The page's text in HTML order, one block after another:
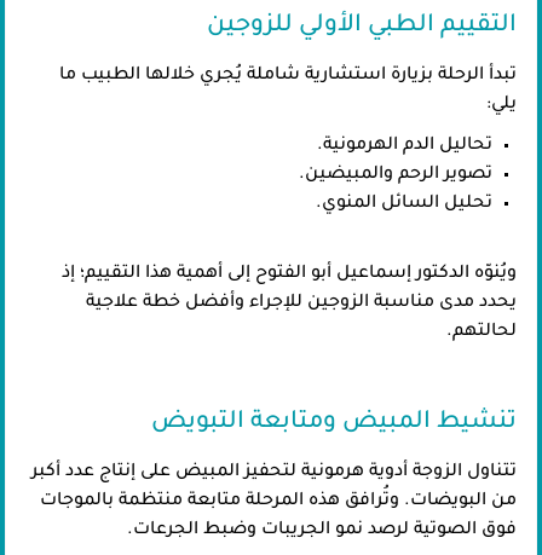
التقييم الطبي الأولي للزوجين
تبدأ الرحلة بزيارة استشارية شاملة يُجري خلالها الطبيب ما
يلي:
تحاليل الدم الهرمونية.
تصوير الرحم والمبيضين.
تحليل السائل المنوي.
ويُنوّه الدكتور إسماعيل أبو الفتوح إلى أهمية هذا التقييم؛ إذ
يحدد مدى مناسبة الزوجين للإجراء وأفضل خطة علاجية
لحالتهم.
تنشيط المبيض ومتابعة التبويض
تتناول الزوجة أدوية هرمونية لتحفيز المبيض على إنتاج عدد أكبر
من البويضات. وتُرافق هذه المرحلة متابعة منتظمة بالموجات
فوق الصوتية لرصد نمو الجريبات وضبط الجرعات.